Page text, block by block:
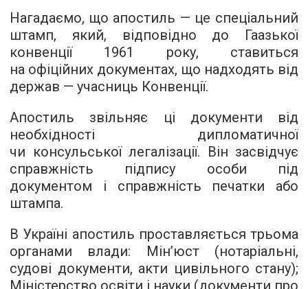
Нагадаємо, що апостиль — це спеціальний
штамп, який, відповідно до Гаазької
конвенції 1961 року, ставиться
на офіційних документах, що надходять від
держав — учасниць Конвенції.
Апостиль звільняє ці документи від
необхідності дипломатичної
чи консульської легалізації. Він засвідчує
справжність підпису особи під
документом і справжність печатки або
штампа.
В Україні апостиль проставляється трьома
органами влади: Мін’юст (нотаріальні,
судові документи, акти цивільного стану);
Міністерство освіти і науки (документи про